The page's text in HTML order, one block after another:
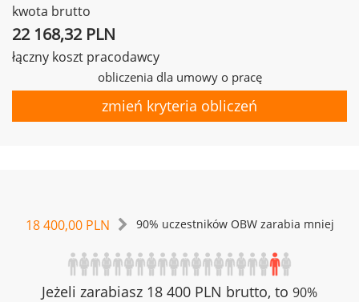
kwota brutto
22 168,32 PLN
łączny koszt pracodawcy
obliczenia dla umowy o pracę
zmień kryteria obliczeń
18 400,00 PLN 90% uczestników OBW zarabia mniej
Jeżeli zarabiasz 18 400 PLN brutto, to 90%